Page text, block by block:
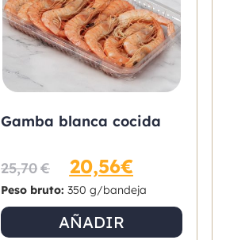
Gamba blanca cocida
25,70€ 20,56€
Peso bruto: 350 g/bandeja
AÑADIR